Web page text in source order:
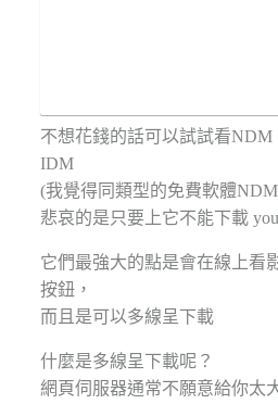
不想花錢的話可以試試看
IDM
(我覺得同類型的免費軟體
悲哀的是只要上它不能下載
它們最強大的點是會在線上看
按鈕，
而且是可以多線呈下載
什麼是多線呈下載呢？
網頁伺服器通常不願意給你太